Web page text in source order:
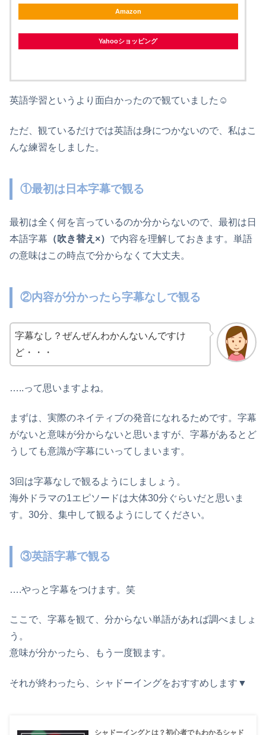
Amazon
Yahooショッピング
英語学習というより面白かったので観ていました☺
ただ、観ているだけでは英語は身につかないので、私はこ
んな練習をしました。
①最初は日本字幕で観る
最初は全く何を言っているのか分からないので、最初は日
本語字幕 （吹き替え×） で内容を理解しておきます。単語
の意味はこの時点で分からなくて大丈夫。
②内容が分かったら字幕なしで観る
字幕なし？ぜんぜんわかんないんですけ
ど・・・
…..って思いますよね。
まずは、実際のネイティブの発音になれるためです。字幕
がないと意味が分からないと思いますが、字幕があるとど
うしても意識が字幕にいってしまいます。
3回は字幕なしで観るようにしましょう。
海外ドラマの1エピソードは大体30分ぐらいだと思いま
す。30分、集中して観るようにしてください。
③英語字幕で観る
….やっと字幕をつけます。笑
ここで、字幕を観て、分からない単語があれば調べましょ
う。
意味が分かったら、もう一度観ます。
それが終わったら、シャドーイングをおすすめします▼
シャドーイングとは？初心者でもわかるシャド